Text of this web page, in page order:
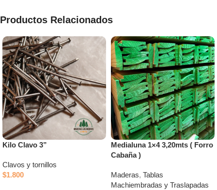
Productos Relacionados
Kilo Clavo 3”
Clavos y tornillos
$1.800
Medialuna 1×4 3,20mts ( Forro
Cabaña )
Maderas, Tablas
Machiembradas y Traslapadas